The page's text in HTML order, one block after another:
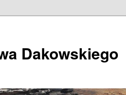
Dakowskiego